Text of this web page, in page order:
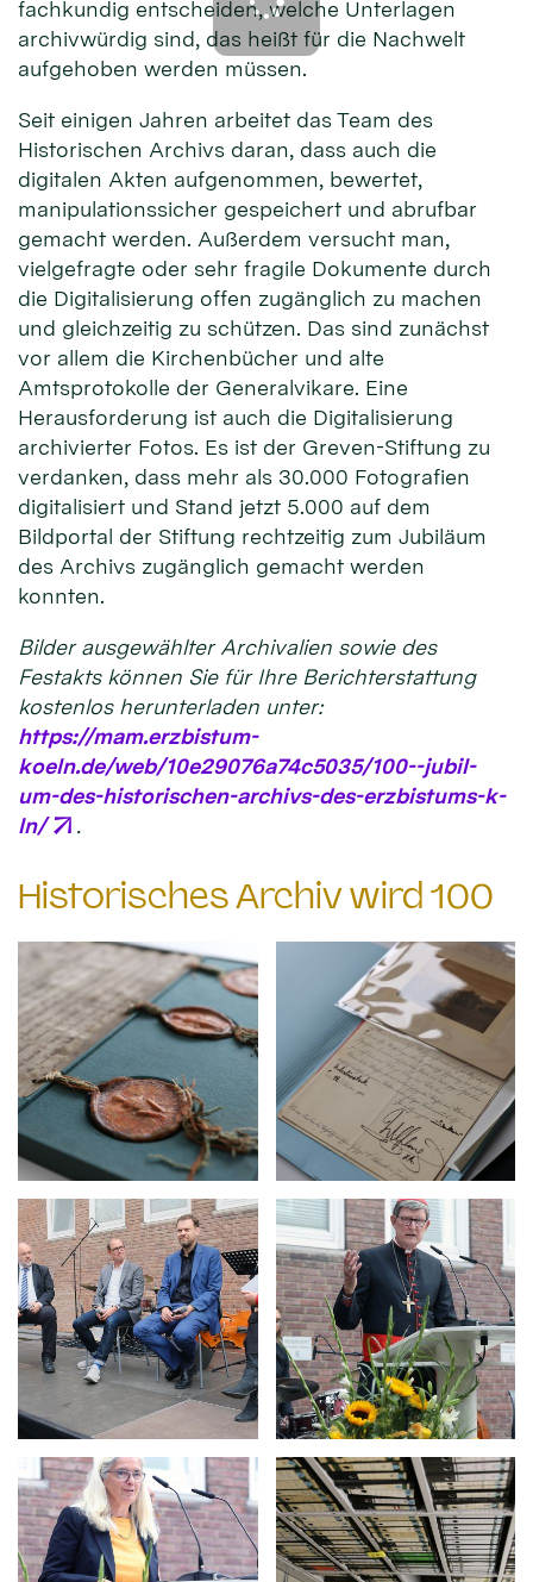
fachkundig entscheiden, welche Unterlagen
archivwürdig sind, das heißt für die Nachwelt
aufgehoben werden müssen.
Seit einigen Jahren arbeitet das Team des
Historischen Archivs daran, dass auch die
digitalen Akten aufgenommen, bewertet,
manipulationssicher gespeichert und abrufbar
gemacht werden. Außerdem versucht man,
vielgefragte oder sehr fragile Dokumente durch
die Digitalisierung offen zugänglich zu machen
und gleichzeitig zu schützen. Das sind zunächst
vor allem die Kirchenbücher und alte
Amtsprotokolle der Generalvikare. Eine
Herausforderung ist auch die Digitalisierung
archivierter Fotos. Es ist der Greven-Stiftung zu
verdanken, dass mehr als 30.000 Fotografien
digitalisiert und Stand jetzt 5.000 auf dem
Bildportal der Stiftung rechtzeitig zum Jubiläum
des Archivs zugänglich gemacht werden
konnten.
Bilder ausgewählter Archivalien sowie des
Festakts können Sie für Ihre Berichterstattung
kostenlos herunterladen unter:
https://mam.erzbistum-
koeln.de/web/10e29076a74c5035/100--jubil-
um-des-historischen-archivs-des-erzbistums-k-
ln/
.
Historisches Archiv wird 100